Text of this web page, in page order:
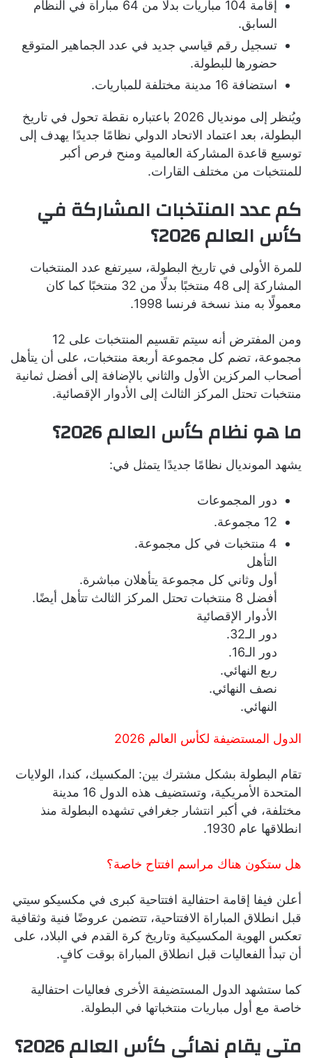
إقامة 104 مباريات بدلًا من 64 مباراة في النظام
السابق.
تسجيل رقم قياسي جديد في عدد الجماهير المتوقع
حضورها للبطولة.
استضافة 16 مدينة مختلفة للمباريات.
ويُنظر إلى مونديال 2026 باعتباره نقطة تحول في تاريخ
البطولة، بعد اعتماد الاتحاد الدولي نظامًا جديدًا يهدف إلى
توسيع قاعدة المشاركة العالمية ومنح فرص أكبر
للمنتخبات من مختلف القارات.
كم عدد المنتخبات المشاركة في
كأس العالم 2026؟
للمرة الأولى في تاريخ البطولة، سيرتفع عدد المنتخبات
المشاركة إلى 48 منتخبًا بدلًا من 32 منتخبًا كما كان
معمولًا به منذ نسخة فرنسا 1998.
ومن المفترض أنه سيتم تقسيم المنتخبات على 12
مجموعة، تضم كل مجموعة أربعة منتخبات، على أن يتأهل
أصحاب المركزين الأول والثاني بالإضافة إلى أفضل ثمانية
منتخبات تحتل المركز الثالث إلى الأدوار الإقصائية.
ما هو نظام كأس العالم 2026؟
يشهد المونديال نظامًا جديدًا يتمثل في:
دور المجموعات
12 مجموعة.
4 منتخبات في كل مجموعة.
التأهل
أول وثاني كل مجموعة يتأهلان مباشرة.
أفضل 8 منتخبات تحتل المركز الثالث تتأهل أيضًا.
الأدوار الإقصائية
دور الـ32.
دور الـ16.
ربع النهائي.
نصف النهائي.
النهائي.
الدول المستضيفة لكأس العالم 2026
تقام البطولة بشكل مشترك بين: المكسيك، كندا، الولايات
المتحدة الأمريكية، وتستضيف هذه الدول 16 مدينة
مختلفة، في أكبر انتشار جغرافي تشهده البطولة منذ
انطلاقها عام 1930.
هل ستكون هناك مراسم افتتاح خاصة؟
أعلن فيفا إقامة احتفالية افتتاحية كبرى في مكسيكو سيتي
قبل انطلاق المباراة الافتتاحية، تتضمن عروضًا فنية وثقافية
تعكس الهوية المكسيكية وتاريخ كرة القدم في البلاد، على
أن تبدأ الفعاليات قبل انطلاق المباراة بوقت كافٍ.
كما ستشهد الدول المستضيفة الأخرى فعاليات احتفالية
خاصة مع أول مباريات منتخباتها في البطولة.
متى يقام نهائي كأس العالم 2026؟